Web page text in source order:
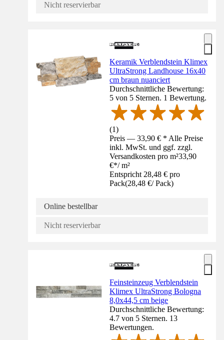
Nicht reservierbar
Keramik Verblendstein Klimex
UltraStrong Landhouse 16x40
cm braun nuanciert
Durchschnittliche Bewertung:
5 von 5 Sternen. 1 Bewertung.
(1)
Preis — 33,90 € * Alle Preise
inkl. MwSt. und ggf. zzgl.
Versandkosten pro m²33,90
€*/ m²
Entspricht 28,48 € pro
Pack(28,48 €/ Pack)
Online bestellbar
Nicht reservierbar
Feinsteinzeug Verblendstein
Klimex UltraStrong Bologna
8,0x44,5 cm beige
Durchschnittliche Bewertung:
4.7 von 5 Sternen. 13
Bewertungen.